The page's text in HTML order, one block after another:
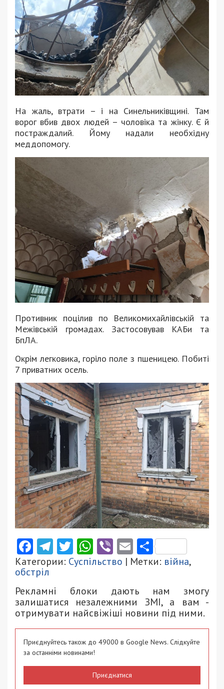
На жаль, втрати – і на Синельниківщині. Там
ворог вбив двох людей – чоловіка та жінку. Є й
постраждалий. Йому надали необхідну
меддопомогу.
Противник поцілив по Великомихайлівській та
Межівській громадах. Застосовував КАБи та
БпЛА.
Окрім легковика, горіло поле з пшеницею. Побиті
7 приватних осель.
Facebook
Telegram
Twitter
WhatsApp
ViberEmail
Категории: Суспільство | Метки: війна,
обстріл
Рекламні блоки дають нам змогу
залишатися незалежними ЗМІ, а вам -
отримувати найсвіжіші новини під ними.
Приєднуйтесь також до 49000 в Google News. Слідкуйте
за останніми новинами!
Приєднатися